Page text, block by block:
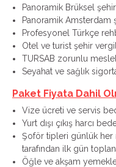
Panoramik Brüksel
Panoramik Amsterdam
Profesyonel Türkçe
Otel ve turist şehir
TURSAB zorunlu
Seyahat ve sağlık
Paket Fiyata Dahil
Vize ücreti ve servis
Yurt dışı çıkış harcı
Şoför tipleri günlük her
tarafından ilk gün
Öğle ve akşam